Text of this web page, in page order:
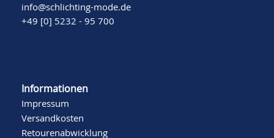
info@schlichting-mode.de
+49 [0] 5232 - 95 700
Informationen
Impressum
Versandkosten
Retourenabwicklung